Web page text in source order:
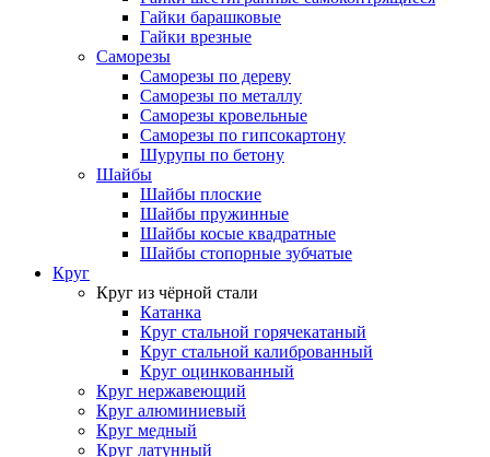
Гайки барашковые
Гайки врезные
Саморезы
Саморезы по дереву
Саморезы по металлу
Саморезы кровельные
Саморезы по гипсокартону
Шурупы по бетону
Шайбы
Шайбы плоские
Шайбы пружинные
Шайбы косые квадратные
Шайбы стопорные зубчатые
Круг
Круг из чёрной стали
Катанка
Круг стальной горячекатаный
Круг стальной калиброванный
Круг оцинкованный
Круг нержавеющий
Круг алюминиевый
Круг медный
Круг латунный